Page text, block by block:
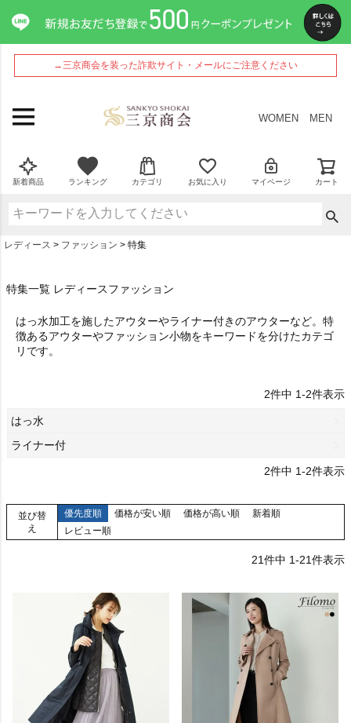
→三京商会を装った詐欺サイト・メールにご注意ください
WOMEN MEN
新着商品 ランキング カテゴリ お気に入り マイページ カート
レディース ファッション 特集
特集一覧 レディースファッション
はっ水加工を施したアウターやライナー付きのアウターなど。特
徴あるアウターやファッション小物をキーワードを分けたカテゴ
リです。
2件中 1-2件表示
はっ水
ライナー付
2件中 1-2件表示
並び替
え
優先度順 価格が安い順 価格が高い順
新着順
レビュー順
21件中 1-21件表示